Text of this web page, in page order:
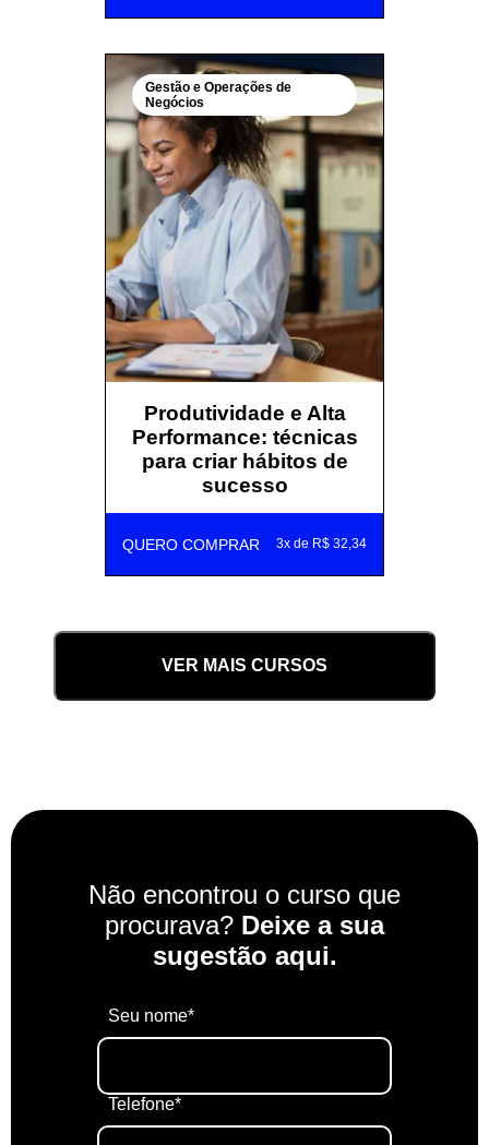
Gestão e Operações de
Negócios
Produtividade e Alta
Performance: técnicas
para criar hábitos de
sucesso
QUERO COMPRAR 3x de R$ 32,34
VER MAIS CURSOS
Não encontrou o curso que
procurava? Deixe a sua
sugestão aqui.
Seu nome*
Telefone*